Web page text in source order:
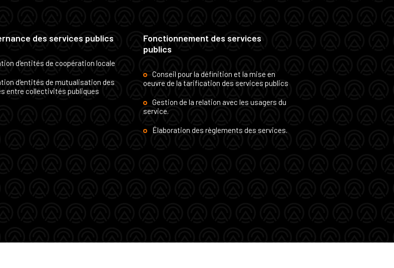
des services publics
d'entités de coopération locale
d'entités de mutualisation des
entre collectivités publiques
Fonctionnement des services
publics
Conseil pour la définition et la mise en
oeuvre de la tarification des services publics
Gestion de la relation avec les usagers du
service.
Élaboration des règlements des services.